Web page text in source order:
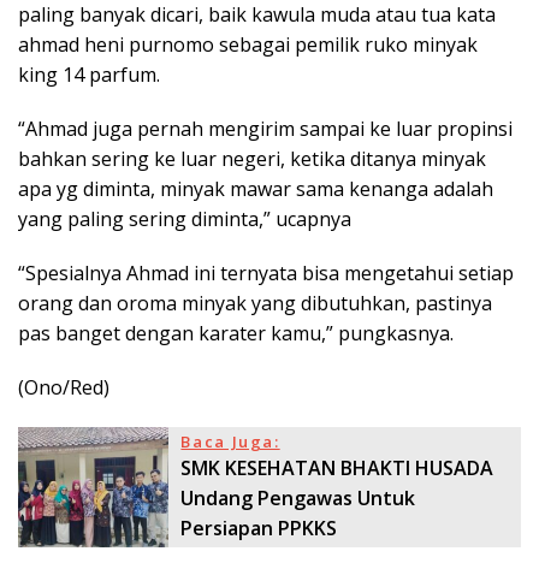
paling banyak dicari, baik kawula muda atau tua kata
ahmad heni purnomo sebagai pemilik ruko minyak
king 14 parfum.
“Ahmad juga pernah mengirim sampai ke luar propinsi
bahkan sering ke luar negeri, ketika ditanya minyak
apa yg diminta, minyak mawar sama kenanga adalah
yang paling sering diminta,” ucapnya
“Spesialnya Ahmad ini ternyata bisa mengetahui setiap
orang dan oroma minyak yang dibutuhkan, pastinya
pas banget dengan karater kamu,” pungkasnya.
(Ono/Red)
Baca Juga:
SMK KESEHATAN BHAKTI HUSADA
Undang Pengawas Untuk
Persiapan PPKKS